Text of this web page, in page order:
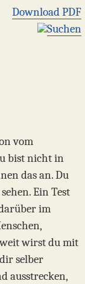
Download PDF
Suchen
vom
bist nicht in
das an. Du
Ein Test
im
weit wirst du mit
selber
ausstrecken,